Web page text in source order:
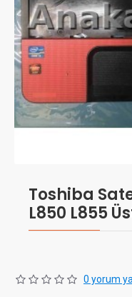
Toshiba
L850 L855
0 yorum